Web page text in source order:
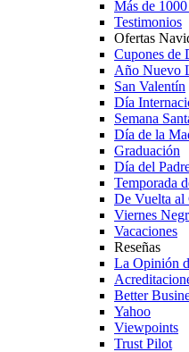
Más de
Testimonios
Ofertas
Cupones de
Año Nuevo
San Valentín
Día
Semana
Día de la
Graduación
Día del
Temporada
De Vuelta al
Viernes
Vacaciones
Reseñas
La Opinión
Better
Yahoo
Viewpoints
Trust Pilot